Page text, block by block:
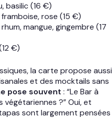
basilic (16 €)
rose (15 €)
mangue, gingembre (17
€)
la carte propose aussi
et des mocktails sans
pose souvent : “Le Bar à
?” Oui, et
sont largement pensées